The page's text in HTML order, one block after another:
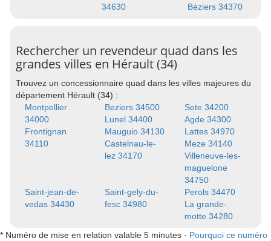
34630
Béziers 34370
Rechercher un revendeur quad dans les
grandes villes en Hérault (34)
Trouvez un concessionnaire quad dans les villes majeures du
département Hérault (34) :
Montpellier
34000
Beziers 34500
Sete 34200
Lunel 34400
Agde 34300
Frontignan
34110
Mauguio 34130
Lattes 34970
Castelnau-le-
lez 34170
Meze 34140
Villeneuve-les-
maguelone
34750
Saint-jean-de-
vedas 34430
Saint-gely-du-
fesc 34980
Perols 34470
La grande-
motte 34280
* Numéro de mise en relation valable 5 minutes - Pourquoi ce numéro